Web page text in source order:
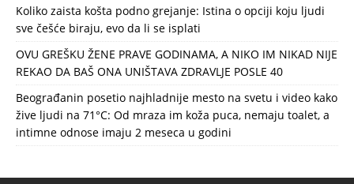
Koliko zaista košta podno grejanje: Istina o opciji koju ljudi
sve češće biraju, evo da li se isplati
OVU GREŠKU ŽENE PRAVE GODINAMA, A NIKO IM NIKAD NIJE
REKAO DA BAŠ ONA UNIŠTAVA ZDRAVLJE POSLE 40
Beograđanin posetio najhladnije mesto na svetu i video kako
žive ljudi na 71°C: Od mraza im koža puca, nemaju toalet, a
intimne odnose imaju 2 meseca u godini